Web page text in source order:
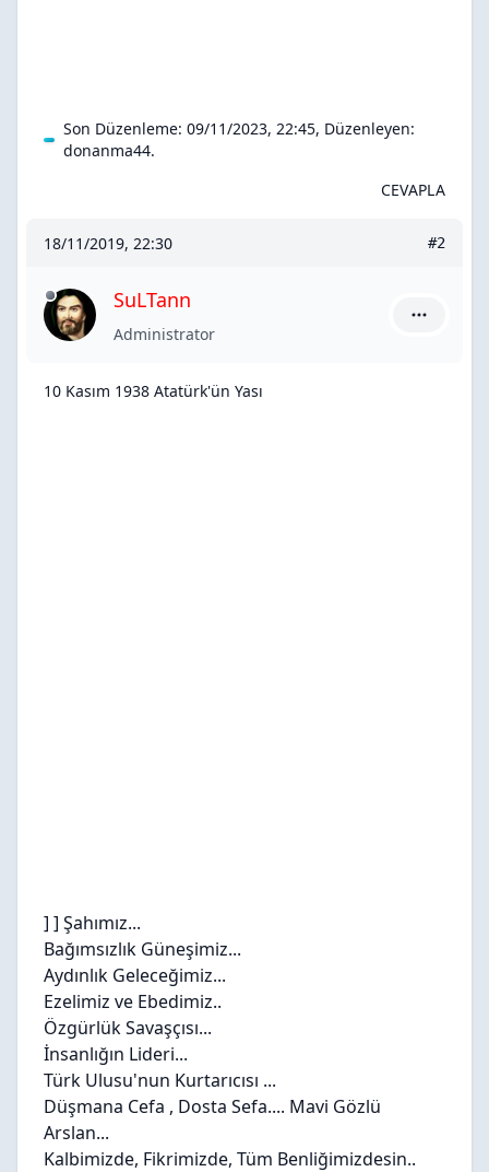
Son Düzenleme: 09/11/2023, 22:45, Düzenleyen:
donanma44.
CEVAPLA
18/11/2019, 22:30 #2
SuLTann
Administrator
10 Kasım 1938 Atatürk'ün Yası
] ] Şahımız...
Bağımsızlık Güneşimiz...
Aydınlık Geleceğimiz...
Ezelimiz ve Ebedimiz..
Özgürlük Savaşçısı...
İnsanlığın Lideri...
Türk Ulusu'nun Kurtarıcısı ...
Düşmana Cefa , Dosta Sefa.... Mavi Gözlü
Arslan...
Kalbimizde, Fikrimizde, Tüm Benliğimizdesin..